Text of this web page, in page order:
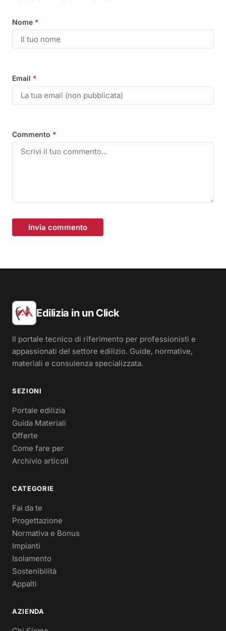
Nome *
Email *
Commento *
Invia commento
Edilizia in un Click
Il portale tecnico di riferimento per professionisti e
appassionati del settore edilizio. Guide, normative,
materiali e consulenza specializzata.
SEZIONI
Portale edilizia
Guida Materiali
Offerte
Come fare per
Archivio articoli
CATEGORIE
Fai da te
Progettazione
Normativa e Bonus
Impianti
Isolamento
Sostenibilità
Appalti
AZIENDA